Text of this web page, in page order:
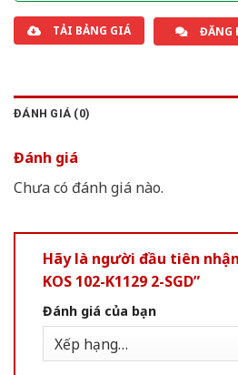
TẢI BẢNG GIÁ ĐĂNG
ĐÁNH GIÁ (0)
Đánh giá
Chưa có đánh giá nào.
Hãy là người đầu tiên
KOS 102-K1129 2-SGD”
Đánh giá của bạn